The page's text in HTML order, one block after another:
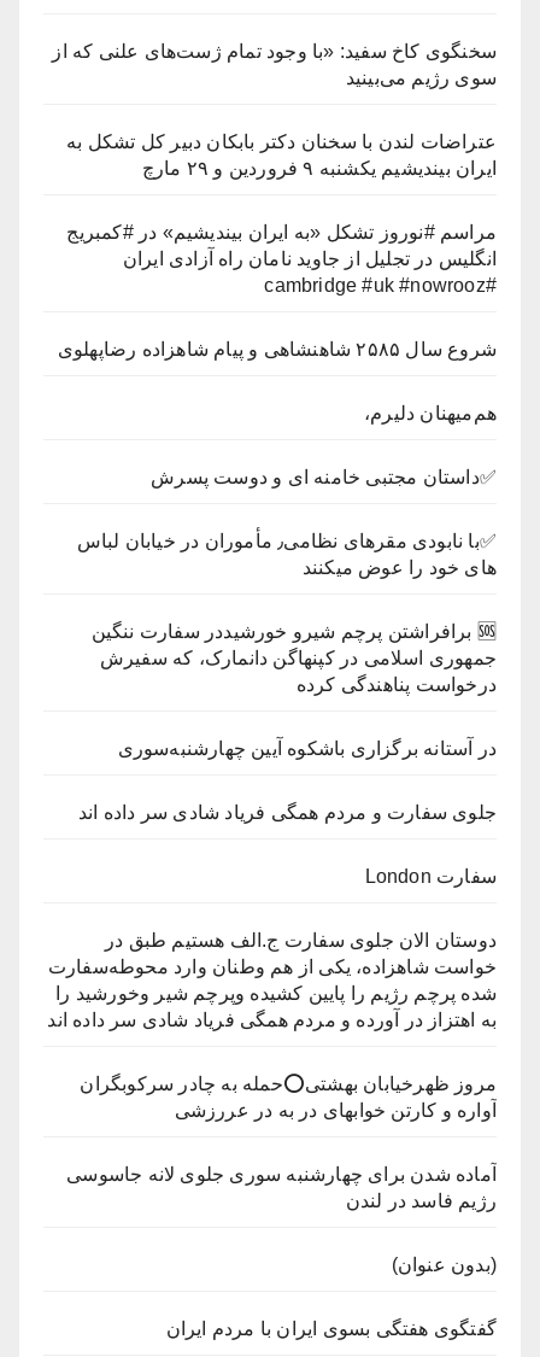
سخنگوی کاخ سفید: «با وجود تمام ژست‌های علنی که از
سوی رژیم می‌بینید
عتراضات لندن با سخنان دکتر بابکان دبیر کل تشکل به
ایران بیندیشیم یکشنبه ۹ فروردین و ۲۹ مارچ
مراسم #نوروز تشکل «به ایران بیندیشیم» در #کمبریج
انگلیس در تجلیل از جاوید نامان راه آزادی ایران
#cambridge #uk #nowrooz
شروع سال ۲۵۸۵ شاهنشاهی و پیام شاهزاده رضاپهلوی
هم‌میهنان دلیرم،
✅داستان مجتبی خامنه ای و دوست پسرش
✅با نابودی مقرهای نظامی٫ مأموران در خیابان لباس
های خود را عوض میکنند
🆘 ‏برافراشتن پرچم شیرو خورشید‏در سفارت ننگین
جمهوری اسلامی در کپنهاگن دانمارک، که سفیرش
درخواست پناهندگی کرده
در آستانه برگزاری باشکوه آیین چهارشنبه‌سوری
جلوی سفارت و مردم همگی فریاد شادی سر داده اند
سفارت London
دوستان الان جلوی سفارت ج.الف هستیم طبق در
خواست شاهزاده، یکی از هم وطنان وارد محوطه‌سفارت
شده پرچم رژیم را پایین کشیده وپرچم شیر وخورشید را
به اهتزاز در آورده و مردم همگی فریاد شادی سر داده اند
مروز ظهرخیابان بهشتی⭕️حمله به چادر سرکوبگران
آواره و کارتن خوابهای در به در عررزشی
آماده شدن برای چهارشنبه سوری جلوی لانه جاسوسی
رژیم فاسد در لندن
(بدون عنوان)
گفتگوی هفتگی بسوی ایران با مردم ایران